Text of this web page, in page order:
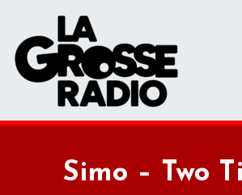
Simo – Two